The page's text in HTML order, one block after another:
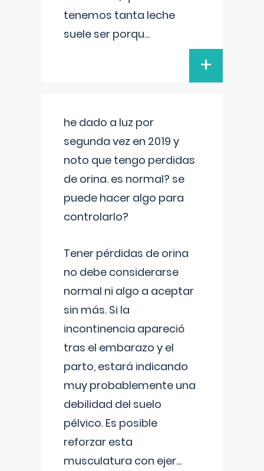
tenemos tanta leche
suele ser porqu...
+
he dado a luz por
segunda vez en 2019 y
noto que tengo perdidas
de orina. es normal? se
puede hacer algo para
controlarlo?
Tener pérdidas de orina
no debe considerarse
normal ni algo a aceptar
sin más. Si la
incontinencia apareció
tras el embarazo y el
parto, estará indicando
muy probablemente una
debilidad del suelo
pélvico. Es posible
reforzar esta
musculatura con ejer...